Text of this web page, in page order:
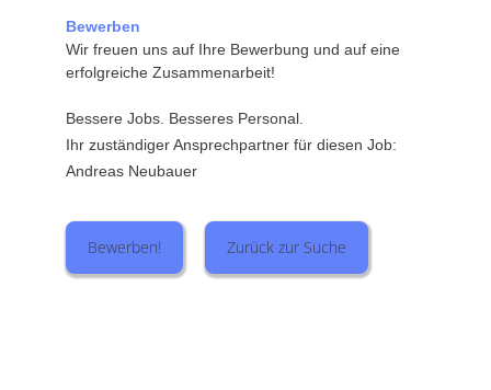
Bewerben
Wir freuen uns auf Ihre Bewerbung und auf eine
erfolgreiche Zusammenarbeit!
Bessere Jobs. Besseres Personal.
Ihr zuständiger Ansprechpartner für diesen Job:
Andreas Neubauer
Bewerben! Zurück zur Suche